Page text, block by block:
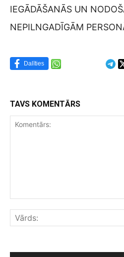
IEGĀDĀŠANĀS UN
NEPILNGADĪGĀM
Dalīties
TAVS KOMENTĀRS